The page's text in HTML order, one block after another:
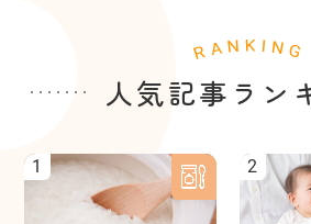
人気記事ラン
1 2